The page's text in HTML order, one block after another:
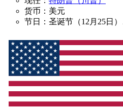
货币：美元
节日：圣诞节（12月25日